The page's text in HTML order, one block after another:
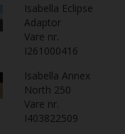
Isabella Eclipse
Adaptor
Vare nr.
I261000416
Isabella Annex
North 250
Vare nr.
I403822509